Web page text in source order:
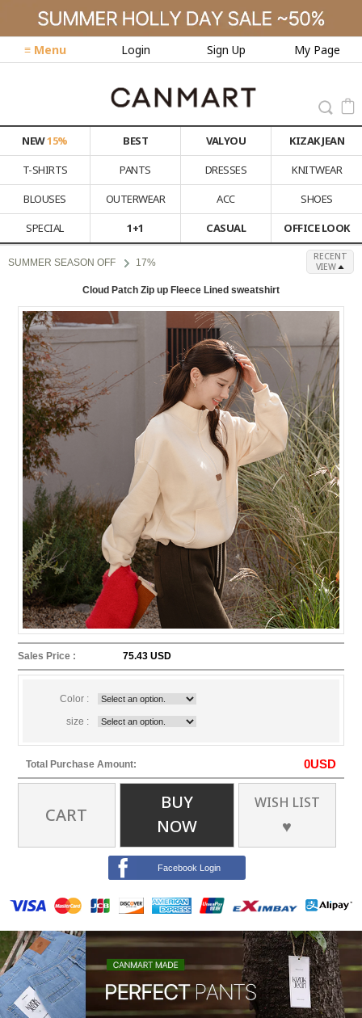
≡ Menu Login Sign Up My Page
NEW15% BEST VALYOU
KIZAK JEAN
T-SHIRTS
PANTS DRESSES
KNITWEAR
BLOUSES
OUTERWEAR ACC
SHOES
SPECIAL
1+1 CASUAL OFFICE LOOK
SUMMER SEASON OFF 17%
RECENT
VIEW
Cloud Patch Zip up Fleece Lined sweatshirt
Sales Price : 75.43 USD
Color :
size :
Total Purchase Amount: 0USD
CART
BUY
NOW
WISH LIST
♥
Facebook Login